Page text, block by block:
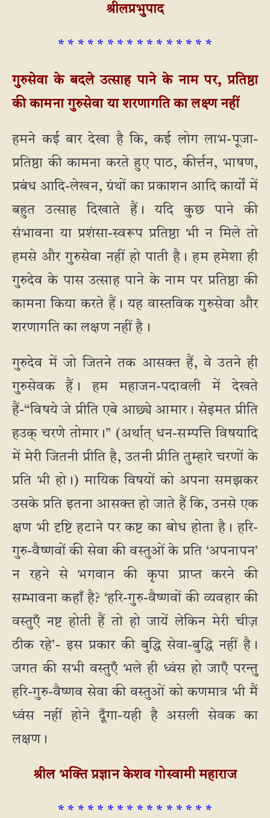
श्रीलप्रभुपाद
* * * * * * * * * * * * * * * *
गुरुसेवा के बदले उत्साह पाने के नाम पर, प्रतिष्ठा
की कामना गुरुसेवा या शरणागति का लक्ष्ण नहीं
हमने कई बार देखा है कि, कई लोग लाभ-पूजा-
प्रतिष्ठा की कामना करते हुए पाठ, कीर्त्तन, भाषण,
प्रबंध आदि-लेखन, ग्रंथों का प्रकाशन आदि कार्यों में
बहुत उत्साह दिखाते हैं। यदि कुछ पाने की
संभावना या प्रशंसा-स्वरूप प्रतिष्ठा भी न मिले तो
हमसे और गुरुसेवा नहीं हो पाती है। हम हमेशा ही
गुरुदेव के पास उत्साह पाने के नाम पर प्रतिष्ठा की
कामना किया करते हैं। यह वास्तविक गुरुसेवा और
शरणागति का लक्षण नहीं है।
गुरुदेव में जो जितने तक आसक्त हैं, वे उतने ही
गुरुसेवक हैं। हम महाजन-पदावली में देखते
हैं-“विषये जे प्रीति एबे आछ्ये आमार। सेइमत प्रीति
हउक् चरणे तोमार।” (अर्थात् धन-सम्पत्ति विषयादि
में मेरी जितनी प्रीति है, उतनी प्रीति तुम्हारे चरणों के
प्रति भी हो।) मायिक विषयों को अपना समझकर
उसके प्रति इतना आसक्त हो जाते हैं कि, उनसे एक
क्षण भी दृष्टि हटाने पर कष्ट का बोध होता है। हरि-
गुरु-वैष्णवों की सेवा की वस्तुओं के प्रति ‘अपनापन’
न रहने से भगवान की कृपा प्राप्त करने की
सम्भावना कहाँ है? ‘हरि-गुरु-वैष्णवों की व्यवहार की
वस्तुएँ नष्ट होती हैं तो हो जायें लेकिन मेरी चीज़
ठीक रहे’- इस प्रकार की बुद्धि सेवा-बुद्धि नहीं है।
जगत की सभी वस्तुएँ भले ही ध्वंस हो जाएँ परन्तु
हरि-गुरु-वैष्णव सेवा की वस्तुओं को कणमात्र भी मैं
ध्वंस नहीं होने दूँगा-यही है असली सेवक का
लक्षण।
श्रील भक्ति प्रज्ञान केशव गोस्वामी महाराज
* * * * * * * * * * * * * * * *